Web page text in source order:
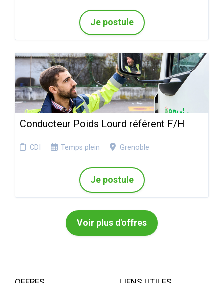
Je postule
Conducteur Poids Lourd référent F/H
CDI Temps plein Grenoble
Je postule
Voir plus d'offres